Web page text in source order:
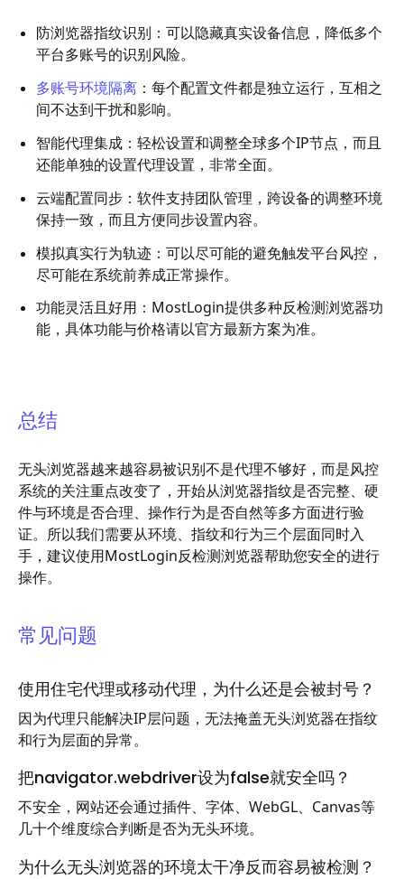
防浏览器指纹识别：可以隐藏真实设备信息，降低多个
平台多账号的识别风险。
多账号环境隔离 ：每个配置文件都是独立运行，互相之
间不达到干扰和影响。
智能代理集成：轻松设置和调整全球多个IP节点，而且
还能单独的设置代理设置，非常全面。
云端配置同步：软件支持团队管理，跨设备的调整环境
保持一致，而且方便同步设置内容。
模拟真实行为轨迹：可以尽可能的避免触发平台风控，
尽可能在系统前养成正常操作。
功能灵活且好用：MostLogin提供多种反检测浏览器功
能，具体功能与价格请以官方最新方案为准。
总结
无头浏览器越来越容易被识别不是代理不够好，而是风控
系统的关注重点改变了，开始从浏览器指纹是否完整、硬
件与环境是否合理、操作行为是否自然等多方面进行验
证。所以我们需要从环境、指纹和行为三个层面同时入
手，建议使用MostLogin反检测浏览器帮助您安全的进行
操作。
常见问题
使用住宅代理或移动代理，为什么还是会被封号？
因为代理只能解决IP层问题，无法掩盖无头浏览器在指纹
和行为层面的异常。
把navigator.webdriver设为false就安全吗？
不安全，网站还会通过插件、字体、WebGL、Canvas等
几十个维度综合判断是否为无头环境。
为什么无头浏览器的环境太干净反而容易被检测？